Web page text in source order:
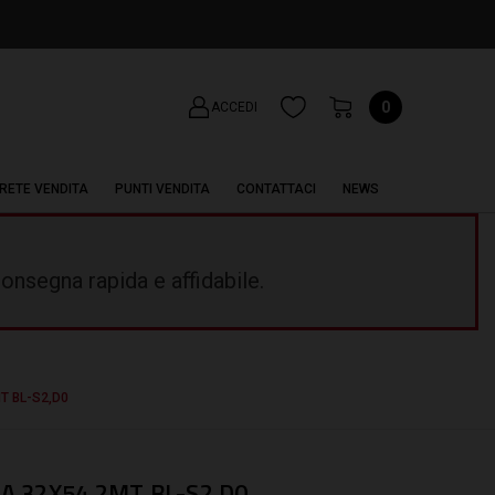
ACCEDI 0
RETE VENDITA PUNTI VENDITA CONTATTACI NEWS
rapida e affidabile.
BL-S2,D0